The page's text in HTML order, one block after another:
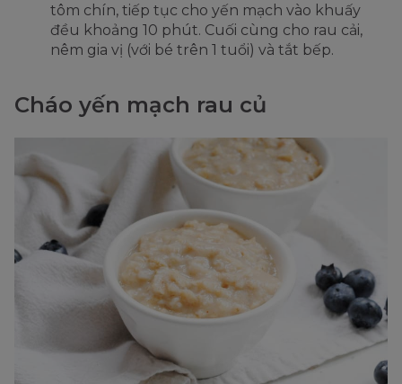
tôm chín, tiếp tục cho yến mạch vào khuấy
đều khoảng 10 phút. Cuối cùng cho rau cải,
nêm gia vị (với bé trên 1 tuổi) và tắt bếp.
Cháo yến mạch rau củ